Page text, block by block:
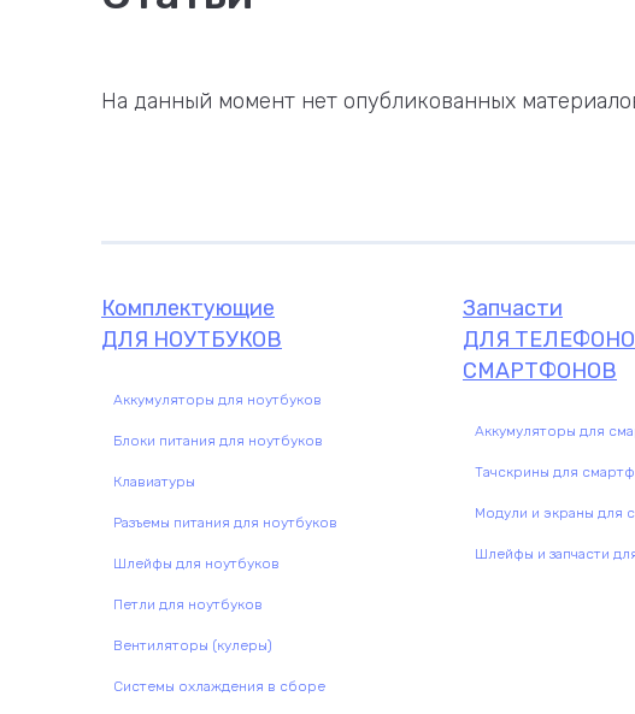
На данный момент нет опубликованных
Комплектующие
ДЛЯ НОУТБУКОВ
Аккумуляторы для ноутбуков
Блоки питания для ноутбуков
Клавиатуры
Разъемы питания для ноутбуков
Шлейфы для ноутбуков
Петли для ноутбуков
Вентиляторы (кулеры)
Системы охлаждения в сборе
Запчасти
ДЛЯ
СМАРТФОНОВ
Аккумуляторы для
Тачскрины для
Модули и экраны для
Шлейфы и запчасти